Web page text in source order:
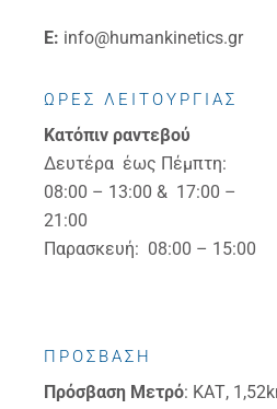
E: info@humankinetics.gr
ΩΡΕΣ ΛΕΙΤΟΥΡΓΙΑΣ
Κατόπιν ραντεβού
Δευτέρα έως Πέμπτη:
08:00 – 13:00 & 17:00 –
21:00
Παρασκευή: 08:00 – 15:00
ΠΡΟΣΒΑΣΗ
Πρόσβαση Μετρό: ΚΑΤ,